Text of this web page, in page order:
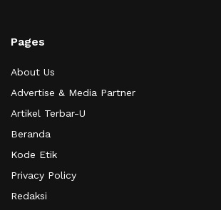
Pages
About Us
Advertise & Media Partner
Artikel Terbar-U
Beranda
Kode Etik
Privacy Policy
Redaksi